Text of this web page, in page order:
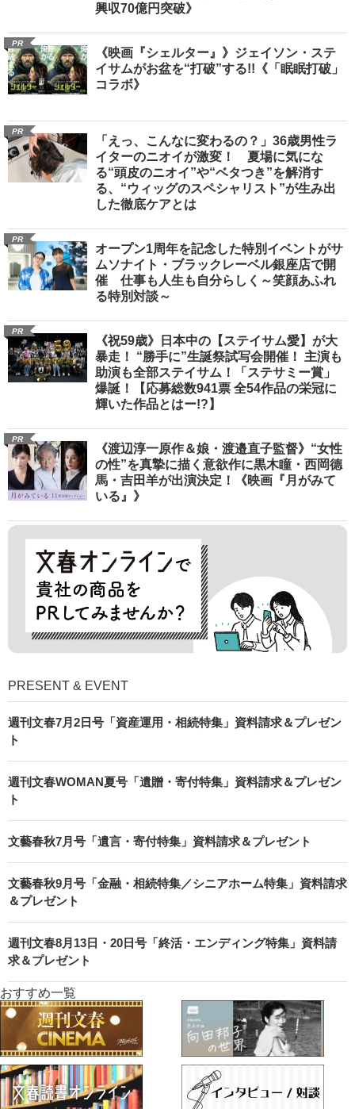
興収70億円突破》
PR
《映画『シェルター』》ジェイソン・ステ
イサムがお盆を“打破”する!!《「眠眠打破」
コラボ》
PR
「えっ、こんなに変わるの？」36歳男性ラ
イターのニオイが激変！ 夏場に気にな
る“頭皮のニオイ”や“ベタつき”を解消す
る、“ウィッグのスペシャリスト”が生み出
した徹底ケアとは
PR
オープン1周年を記念した特別イベントがサ
ムソナイト・ブラックレーベル銀座店で開
催 仕事も人生も自分らしく～笑顔あふれ
る特別対談～
PR
《祝59歳》日本中の【ステイサム愛】が大
暴走！ “勝手に”生誕祭試写会開催！ 主演も
助演も全部ステイサム！「ステサミー賞」
爆誕！【応募総数941票 全54作品の栄冠に
輝いた作品とはー!?】
PR
《渡辺淳一原作＆娘・渡邉直子監督》“女性
の性”を真摯に描く意欲作に黒木瞳・西岡德
馬・吉田羊が出演決定！《映画『月がみて
いる』》
PRESENT & EVENT
週刊文春7月2日号「資産運用・相続特集」資料請求＆プレゼン
ト
週刊文春WOMAN夏号「遺贈・寄付特集」資料請求＆プレゼン
ト
文藝春秋7月号「遺言・寄付特集」資料請求＆プレゼント
文藝春秋9月号「金融・相続特集／シニアホーム特集」資料請求
＆プレゼント
週刊文春8月13日・20日号「終活・エンディング特集」資料請
求＆プレゼント
おすすめ一覧